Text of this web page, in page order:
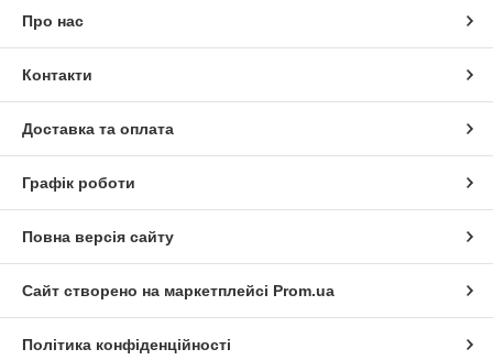
Про нас
Контакти
Доставка та оплата
Графік роботи
Повна версія сайту
Сайт створено на маркетплейсі Prom.ua
Політика конфіденційності